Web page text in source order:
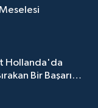
Hollanda'da
Bir Başarı